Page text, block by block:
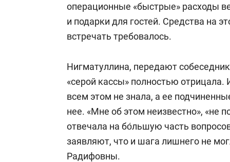
операционные «быстрые» расходы
и подарки для гостей. Средства на
встречать требовалось.
Нигматуллина, передают
«серой кассы» полностью
всем этом не знала, а ее
нее. «Мне об этом неизвестно», «не
отвечала на бо́льшую часть
заявляют, что и шага лишнего не
Радифовны.